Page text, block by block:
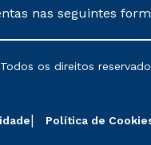
nas seguintes
poderão
os direitos
Política de